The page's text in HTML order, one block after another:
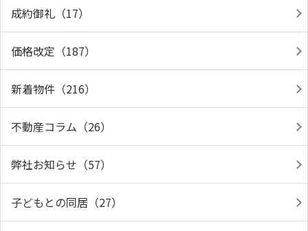
成約御礼（17）
価格改定（187）
新着物件（216）
不動産コラム（26）
弊社お知らせ（57）
子どもとの同居（27）